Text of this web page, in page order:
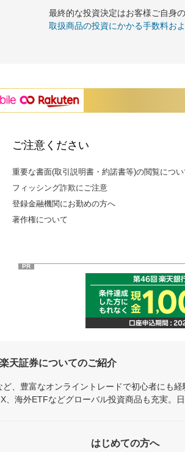
最終的な投資決定はお客様ご自身
取扱商品の投資にかかる手数料お
ご注意ください
重要な書面(取引説明書・約諾書等)の閲覧につ
フィッシング詐欺にご注意
登録金融機関にお勤めの方へ
著作権について
PR
天証券についてのご紹介
ど、豊富なオンライントレードで初心者にも
、海外ETFなどグローバル投資商品も充実。
はじめての方へ